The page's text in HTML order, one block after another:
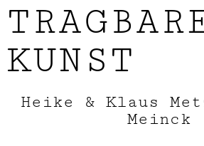
KUNST
Heike & Klaus
Meinck